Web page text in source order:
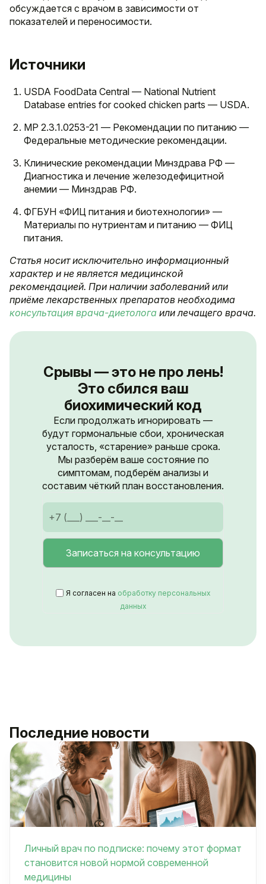
обсуждается с врачом в зависимости от
показателей и переносимости.
Источники
USDA FoodData Central — National Nutrient
Database entries for cooked chicken parts — USDA.
МР 2.3.1.0253-21 — Рекомендации по питанию —
Федеральные методические рекомендации.
Клинические рекомендации Минздрава РФ —
Диагностика и лечение железодефицитной
анемии — Минздрав РФ.
ФГБУН «ФИЦ питания и биотехнологии» —
Материалы по нутриентам и питанию — ФИЦ
питания.
Статья носит исключительно информационный
характер и не является медицинской
рекомендацией. При наличии заболеваний или
приёме лекарственных препаратов необходима
консультация врача-диетолога или лечащего врача.
Срывы — это не про лень!
Это сбился ваш
биохимический код
Если продолжать игнорировать —
будут гормональные сбои, хроническая
усталость, «старение» раньше срока.
Мы разберём ваше состояние по
симптомам, подберём анализы и
составим чёткий план восстановления.
Я согласен на обработку персональных
данных
Последние новости
Личный врач по подписке: почему этот формат
становится новой нормой современной
медицины